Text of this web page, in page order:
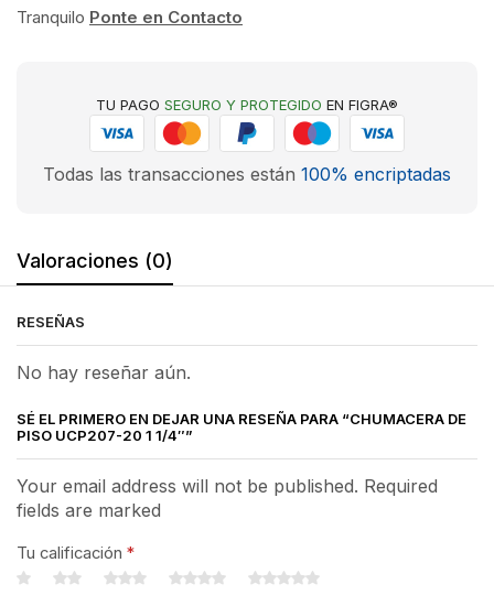
Tranquilo Ponte en Contacto
TU PAGO SEGURO Y PROTEGIDO EN FIGRA®
Todas las transacciones están 100% encriptadas
Valoraciones (0)
RESEÑAS
No hay reseñar aún.
SÉ EL PRIMERO EN DEJAR UNA RESEÑA PARA “CHUMACERA DE
PISO UCP207-20 1 1/4″”
Your email address will not be published. Required
fields are marked
Tu calificación *